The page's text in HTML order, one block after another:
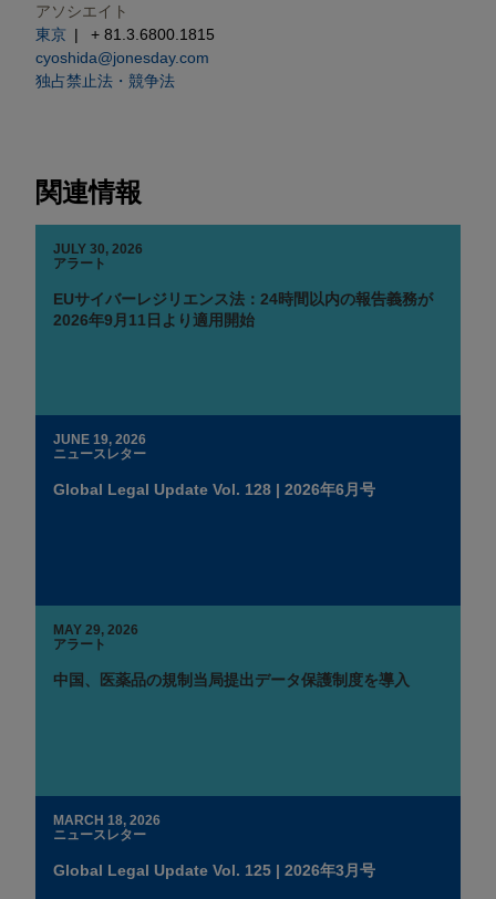
アソシエイト
東京
+ 81.3.6800.1815
cyoshida@jonesday.com
独占禁止法・競争法
関連情報
JULY 30, 2026
アラート
EUサイバーレジリエンス法：24時間以内の報告義務が
2026年9月11日より適用開始
JUNE 19, 2026
ニュースレター
Global Legal Update Vol. 128 | 2026年6月号
MAY 29, 2026
アラート
中国、医薬品の規制当局提出データ保護制度を導入
MARCH 18, 2026
ニュースレター
Global Legal Update Vol. 125 | 2026年3月号